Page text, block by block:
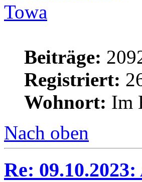
Towa
Beiträge:
Registriert:
Wohnort: Im
Nach oben
Re: